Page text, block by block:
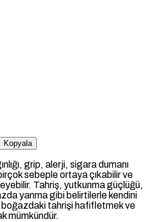
Kopyala
grip, alerji, sigara dumanı
sebeple ortaya çıkabilir ve
Tahriş, yutkunma güçlüğü,
yanma gibi belirtilerle kendini
tahrişi hafifletmek ve
mümkündür.